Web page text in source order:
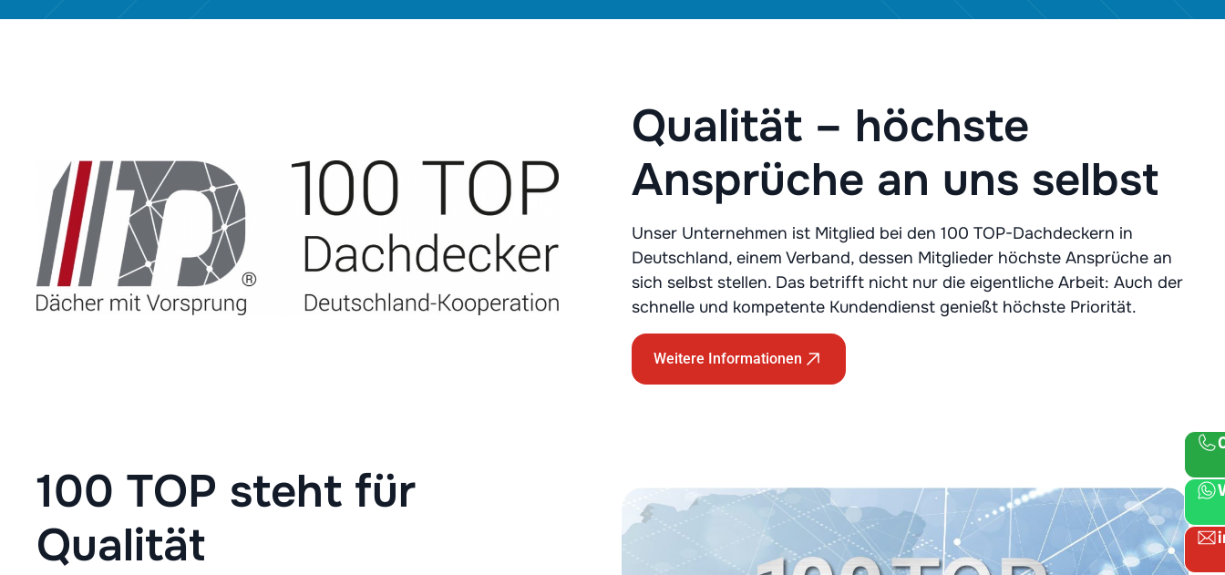
Qualität – höchste
Ansprüche an uns selbst
Unser Unternehmen ist Mitglied bei den 100 TOP-Dachdeckern in
Deutschland, einem Verband, dessen Mitglieder höchste Ansprüche an
sich selbst stellen. Das betrifft nicht nur die eigentliche Arbeit: Auch der
schnelle und kompetente Kundendienst genießt höchste Priorität.
Weitere Informationen
100 TOP steht für
Qualität